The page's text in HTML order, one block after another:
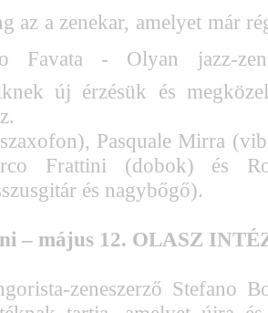
az a zenekar, amelyet már
Favata - Olyan jazz-
új érzésük és
Pasquale Mirra
Frattini (dobok) és
és nagybőgő).
– május 12. OLASZ
zeneszerző Stefano